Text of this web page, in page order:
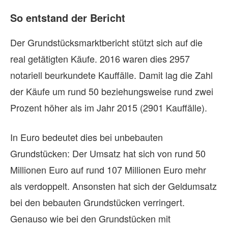
So entstand der Bericht
Der Grundstücksmarktbericht stützt sich auf die
real getätigten Käufe. 2016 waren dies 2957
notariell beurkundete Kauffälle. Damit lag die Zahl
der Käufe um rund 50 beziehungsweise rund zwei
Prozent höher als im Jahr 2015 (2901 Kauffälle).
In Euro bedeutet dies bei unbebauten
Grundstücken: Der Umsatz hat sich von rund 50
Millionen Euro auf rund 107 Millionen Euro mehr
als verdoppelt. Ansonsten hat sich der Geldumsatz
bei den bebauten Grundstücken verringert.
Genauso wie bei den Grundstücken mit